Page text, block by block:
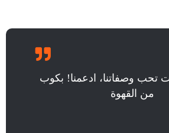
تحب وصفاتنا، ادعمنا! بكوب
من القهوة